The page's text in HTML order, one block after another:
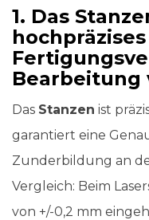
1. Das
hochpräzises
Bearbeitung
Das Stanzen ist
garantiert eine
Zunderbildung an
Vergleich: Beim
von +/-0,2 mm